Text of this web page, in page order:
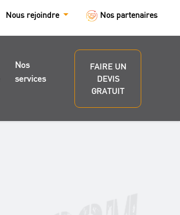
Nous rejoindre Nos partenaires
Nos
services
FAIRE UN
DEVIS
GRATUIT